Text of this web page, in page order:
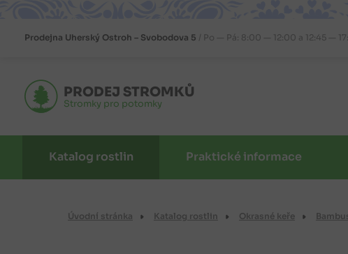
Prodejna Uherský Ostroh – Svobodova 5 Po — Pá: 8:00 — 12:00 a 12:45 —
PRODEJ STROMKŮ
Stromky pro potomky
Katalog rostlin Praktické informace
Úvodní stránka Katalog rostlin Okrasné keře